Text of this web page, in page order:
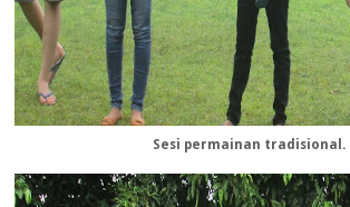
Sesi permainan tradisional.